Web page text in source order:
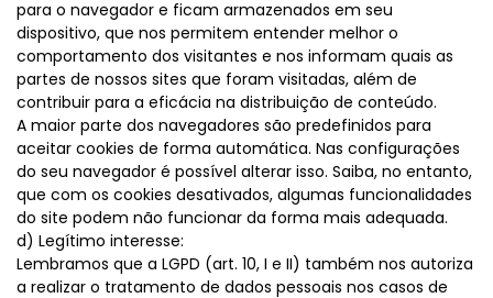
para o navegador e ficam armazenados em seu
dispositivo, que nos permitem entender melhor o
comportamento dos visitantes e nos informam quais as
partes de nossos sites que foram visitadas, além de
contribuir para a eficácia na distribuição de conteúdo.
A maior parte dos navegadores são predefinidos para
aceitar cookies de forma automática. Nas configurações
do seu navegador é possível alterar isso. Saiba, no entanto,
que com os cookies desativados, algumas funcionalidades
do site podem não funcionar da forma mais adequada.
d) Legítimo interesse:
Lembramos que a LGPD (art. 10, I e II) também nos autoriza
a realizar o tratamento de dados pessoais nos casos de